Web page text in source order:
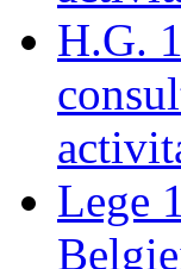
H.G.
Lege